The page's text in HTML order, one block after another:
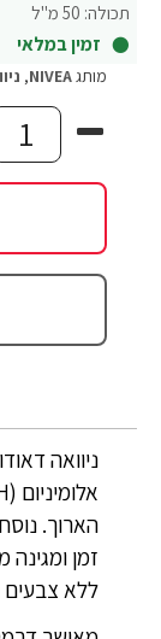
תכולה: 50 מ"ל
זמין במלאי
מותגNIVEA
,
ניוואה
הארוך.
זמן ומגינה
ללא צבעים